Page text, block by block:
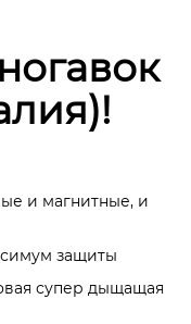
и магнитные, и
защиты
супер дыщащая